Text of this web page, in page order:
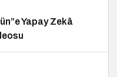
Yapay Zekâ